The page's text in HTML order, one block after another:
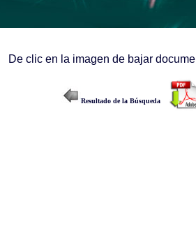
De clic en la imagen de bajar
Resultado de la Búsqueda